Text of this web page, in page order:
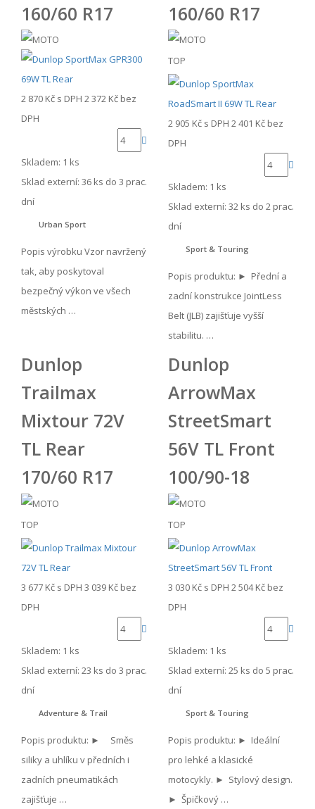
160/60 R17
2 870 Kč s DPH 2 372 Kč bez
DPH
Skladem: 1 ks
Sklad externí: 36 ks do 3 prac.
dní
Urban Sport
Popis výrobku Vzor navržený
tak, aby poskytoval
bezpečný výkon ve všech
městských …
160/60 R17
TOP
2 905 Kč s DPH 2 401 Kč bez
DPH
Skladem: 1 ks
Sklad externí: 32 ks do 2 prac.
dní
Sport & Touring
Popis produktu: ► Přední a
zadní konstrukce JointLess
Belt (JLB) zajišťuje vyšší
stabilitu. …
Dunlop
Trailmax
Mixtour 72V
TL Rear
170/60 R17
TOP
3 677 Kč s DPH 3 039 Kč bez
DPH
Skladem: 1 ks
Sklad externí: 23 ks do 3 prac.
dní
Adventure & Trail
Popis produktu: ► Směs
siliky a uhlíku v předních i
zadních pneumatikách
zajišťuje …
Dunlop
ArrowMax
StreetSmart
56V TL Front
100/90-18
TOP
3 030 Kč s DPH 2 504 Kč bez
DPH
Skladem: 1 ks
Sklad externí: 25 ks do 5 prac.
dní
Sport & Touring
Popis produktu: ► Ideální
pro lehké a klasické
motocykly. ► Stylový design.
► Špičkový …